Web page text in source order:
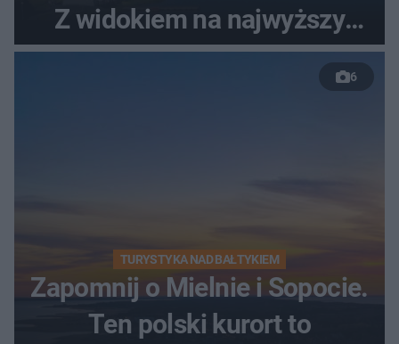
Z widokiem na najwyższy
szczyt Gór Świętokrzyskich
6
TURYSTYKA NAD BAŁTYKIEM
Zapomnij o Mielnie i Sopocie.
Ten polski kurort to